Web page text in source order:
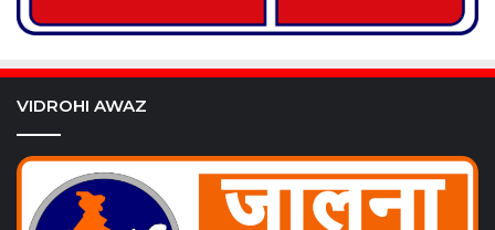
VIDROHI AWAZ